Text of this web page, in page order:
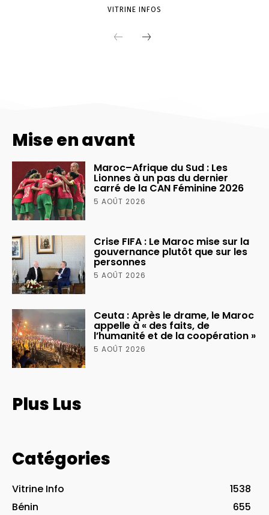
Mise en avant
Maroc–Afrique du Sud : Les
Lionnes à un pas du dernier
carré de la CAN Féminine 2026
5 AOÛT 2026
Crise FIFA : Le Maroc mise sur la
gouvernance plutôt que sur les
personnes
5 AOÛT 2026
Ceuta : Après le drame, le Maroc
appelle à « des faits, de
l’humanité et de la coopération »
5 AOÛT 2026
Plus Lus
Catégories
Vitrine Info
1538
Bénin
655